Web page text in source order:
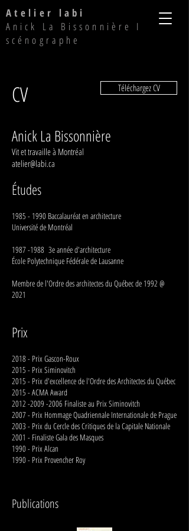
Atelier labi
Anick La Bissonnière I
scénographe
CV Téléchargez CV
Anick La Bissonnière
Vit et travaille à Montréal
atelier@labi.ca
Études
1985 - 1990 Baccalauréat en architecture
Université de Montréal
1987 -1988 3e année d'architecture
École Polytechnique Fédérale de Lausanne
Membre de l'Ordre des architectes du Québec de 1992 @
2021
Prix
2018 - Prix Gascon-Roux
2015 - Prix Siminovitch
2015 - Prix d'excellence de l'Ordre des Architectes du Québec
2015 - ACMA Award
2012 -2009 -2006 Finaliste au Prix Siminovitch
2007 - Prix Hommage Quadriennale Internationale de Prague
2003 - Prix du Cercle des Critiques de la Capitale Nationale
2001 - Finaliste Gala des Masques
1990 - Prix Alcan
1990 - Prix Provencher Roy
Publications